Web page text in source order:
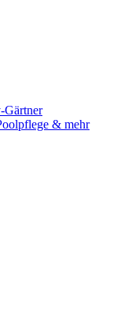
Gärtner
& mehr